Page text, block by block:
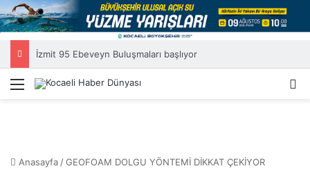
İzmit 95 Ebeveyn Buluşmaları başlıyor
Menü
Anasayfa /GEOFOAM DOLGU YÖNTEMİ DİKKAT ÇEKİYOR